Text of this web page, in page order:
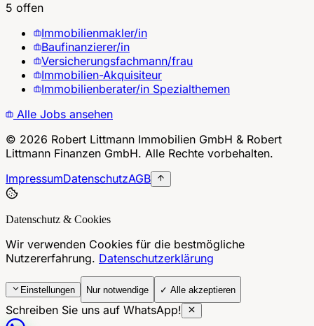
5 offen
Immobilienmakler/in
Baufinanzierer/in
Versicherungsfachmann/frau
Immobilien-Akquisiteur
Immobilienberater/in Spezialthemen
Alle Jobs ansehen
© 2026 Robert Littmann Immobilien GmbH & Robert
Littmann Finanzen GmbH. Alle Rechte vorbehalten.
ImpressumDatenschutzAGB
Datenschutz & Cookies
Wir verwenden Cookies für die bestmögliche
Nutzererfahrung. Datenschutzerklärung
Einstellungen Nur notwendige ✓ Alle akzeptieren
Schreiben Sie uns auf WhatsApp!